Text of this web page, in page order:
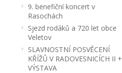
9. benefiční koncert v
Rasochách
Sjezd rodáků a 720 let obce
Veletov
SLAVNOSTNÍ POSVĚCENÍ
KŘÍŽŮ V RADOVESNICÍCH II +
VÝSTAVA